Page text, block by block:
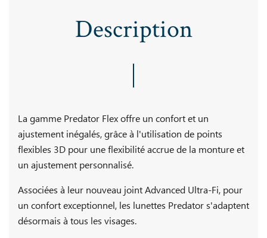
Description
La gamme Predator Flex offre un confort et un
ajustement inégalés, grâce à l'utilisation de points
flexibles 3D pour une flexibilité accrue de la monture et
un ajustement personnalisé.
Associées à leur nouveau joint Advanced Ultra-Fi, pour
un confort exceptionnel, les lunettes Predator s'adaptent
désormais à tous les visages.